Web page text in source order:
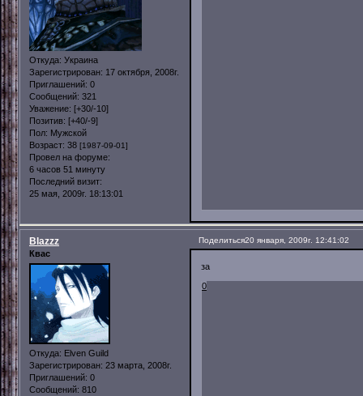
Откуда: Украина
Зарегистрирован: 17 октября, 2008г.
Приглашений: 0
Сообщений: 321
Уважение: [+30/-10]
Позитив: [+40/-9]
Пол: Мужской
Возраст: 38 [1987-09-01]
Провел на форуме:
6 часов 51 минуту
Последний визит:
25 мая, 2009г. 18:13:01
Поделиться20 января, 2009г. 12:41:02
Blazzz
Квас
Откуда: Elven Guild
Зарегистрирован: 23 марта, 2008г.
Приглашений: 0
Сообщений: 810
за
0